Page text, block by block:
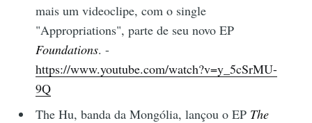
mais um videoclipe, com o single
"Appropriations", parte de seu novo EP
Foundations. -
https://www.youtube.com/watch?v=y_5cSrMU-
9Q
The Hu, banda da Mongólia, lançou o EP The